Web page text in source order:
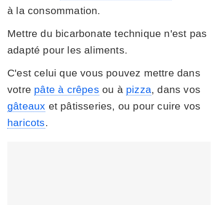
à la consommation.
Mettre du bicarbonate technique n'est pas
adapté pour les aliments.
C'est celui que vous pouvez mettre dans
votre pâte à crêpes ou à pizza , dans vos
gâteaux et pâtisseries, ou pour cuire vos
haricots